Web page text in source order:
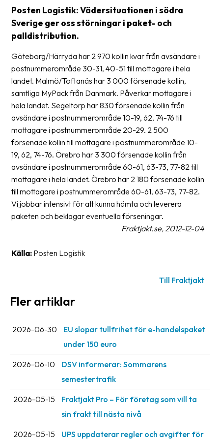
Vanliga
frågor
&
svar
Ordlista
Paketering
Frakthandlingar
Skrivarinställningar
Tulldeklarationer
Leveransvillkor
Upphämtningar
Streckkodsläsare
företaget
Om
Pressrum
Medarbetare
Jobb
karriär
Posten Logistik: Vädersituationen i södra
Sverige ger oss störningar i paket- och
palldistribution.
Göteborg/Härryda har 2 970 kollin kvar från avsändare i
postnummerområde 30-31, 40-51 till mottagare i hela
landet. Malmö/Toftanäs har 3 000 försenade kollin,
samtliga MyPack från Danmark. Påverkar mottagare i
hela landet. Segeltorp har 830 försenade kollin från
avsändare i postnummerområde 10-19, 62, 74-76 till
mottagare i postnummerområde 20-29. 2 500
försenade kollin till mottagare i postnummerområde 10-
19, 62, 74-76. Örebro har 3 300 försenade kollin från
avsändare i postnummerområde 60-61, 63-73, 77-82 till
mottagare i hela landet. Örebro har 2 180 försenade kollin
till mottagare i postnummerområde 60-61, 63-73, 77-82.
Vi jobbar intensivt för att kunna hämta och leverera
paketen och beklagar eventuella förseningar.
Fraktjakt.se, 2012-12-04
Källa: Posten Logistik
Till Fraktjakt
Fler artiklar
2026-06-30
EU slopar tullfrihet för e-handelspaket
under 150 euro
2026-06-10
DSV informerar: Sommarens
semestertrafik
2026-05-15
Fraktjakt Pro – För företag som vill ta
sin frakt till nästa nivå
2026-05-15
UPS uppdaterar regler och avgifter för